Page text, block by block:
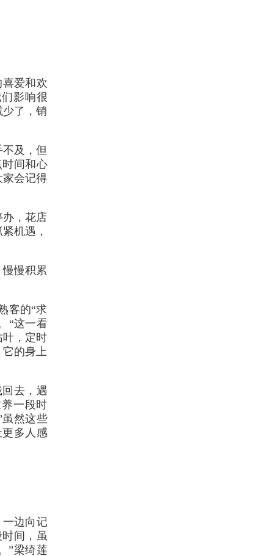
爱和欢
影响很
了，销
及，但
间和心
会记得
，花店
机遇，
慢积累
客的“求
“这一看
叶，定时
的身上
去，遇
一段时
然这些
多人感
一边向记
间，虽
”梁绮莲